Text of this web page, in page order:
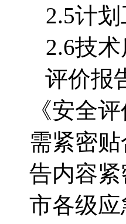
2.5计划
2.6技术
评价报
《安全评
需紧密
告内容
市各级